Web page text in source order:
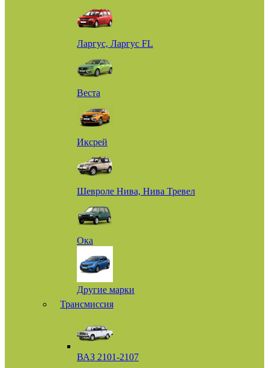
Ларгус, Ларгус FL
Веста
Иксрей
Шевроле Нива, Нива Тревел
Ока
Другие марки
Трансмиссия
ВАЗ 2101-2107